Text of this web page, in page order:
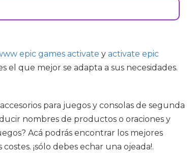
epic games activate y activate epic
que mejor se adapta a sus necesidades.
para juegos y consolas de segunda
nombres de productos o oraciones y
Acá podrás encontrar los mejores
¡sólo debes echar una ojeada!.